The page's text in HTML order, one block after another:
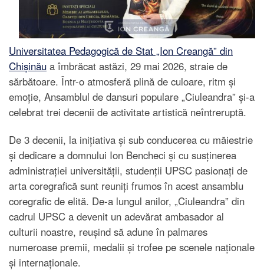
Universitatea Pedagogică de Stat „Ion Creangă” din
Chișinău a îmbrăcat astăzi, 29 mai 2026, straie de
sărbătoare. Într-o atmosferă plină de culoare, ritm și
emoție, Ansamblul de dansuri populare „Ciuleandra” și-a
celebrat trei decenii de activitate artistică neîntreruptă.
De 3 decenii, la inițiativa și sub conducerea cu măiestrie
și dedicare a domnului Ion Bencheci și cu susținerea
administrației universității, studenții UPSC pasionați de
arta coregrafică sunt reuniți frumos în acest ansamblu
coregrafic de elită. De-a lungul anilor, „Ciuleandra” din
cadrul UPSC a devenit un adevărat ambasador al
culturii noastre, reușind să adune în palmares
numeroase premii, medalii și trofee pe scenele naționale
și internaționale.